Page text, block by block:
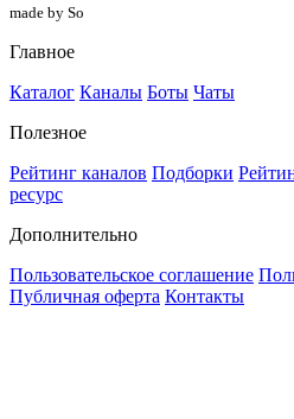
made by So
Главное
Каталог Каналы Боты Чаты
Полезное
Рейтинг каналов Подборки
ресурс
Дополнительно
Пользовательское соглашение
Публичная оферта Контакты